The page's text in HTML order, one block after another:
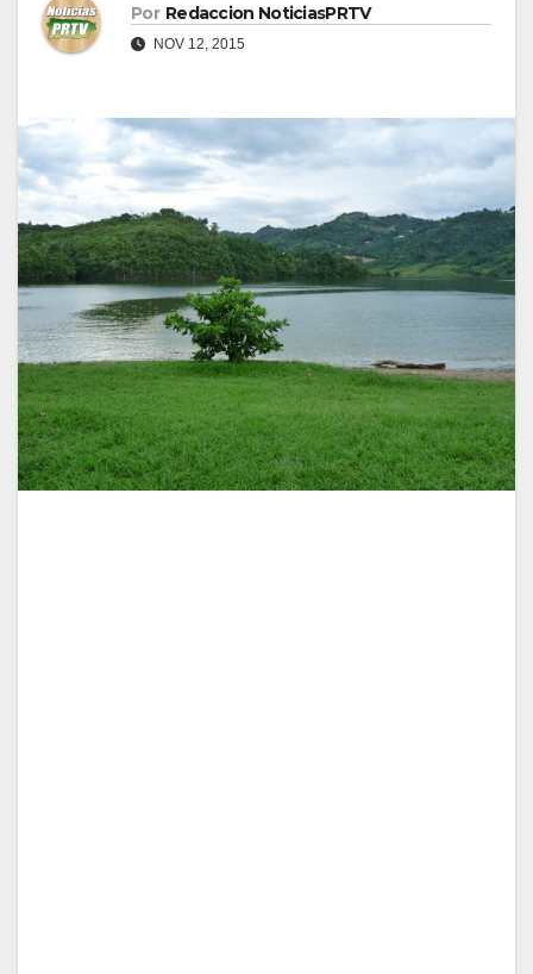
Por Redaccion NoticiasPRTV
NOV 12, 2015